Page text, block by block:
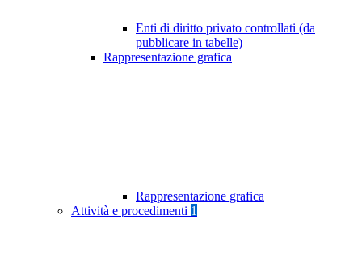
Enti di diritto privato controllati (da
pubblicare in tabelle)
Rappresentazione grafica
Rappresentazione grafica
Attività e procedimenti 1